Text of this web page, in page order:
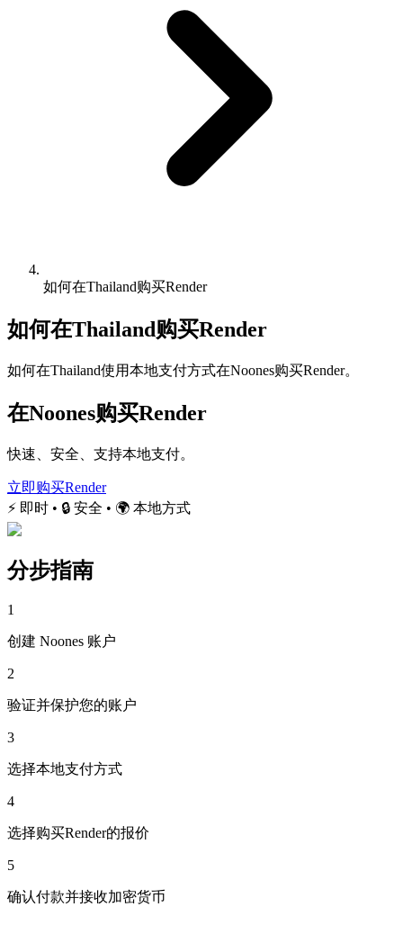
如何在Thailand购买Render
如何在Thailand购买Render
如何在Thailand使用本地支付方式在Noones购买Render。
在Noones购买Render
快速、安全、支持本地支付。
立即购买Render
⚡ 即时 • 🔒 安全 • 🌍 本地方式
分步指南
1
创建 Noones 账户
2
验证并保护您的账户
3
选择本地支付方式
4
选择购买Render的报价
5
确认付款并接收加密货币